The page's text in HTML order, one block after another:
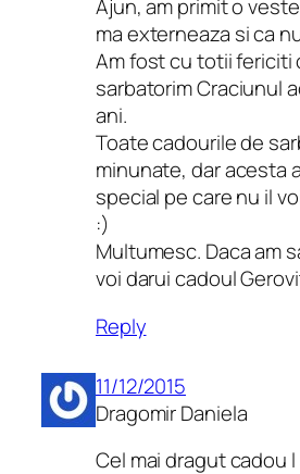
Ajun, am primit o
ma externeaza si ca
Am fost cu totii fericiti
sarbatorim Craciunul
ani.
Toate cadourile de
minunate, dar acesta
special pe care nu il
:)
Multumesc. Daca am
voi darui cadoul
Reply
11/12/2015
Dragomir Daniela
Cel mai dragut cadou